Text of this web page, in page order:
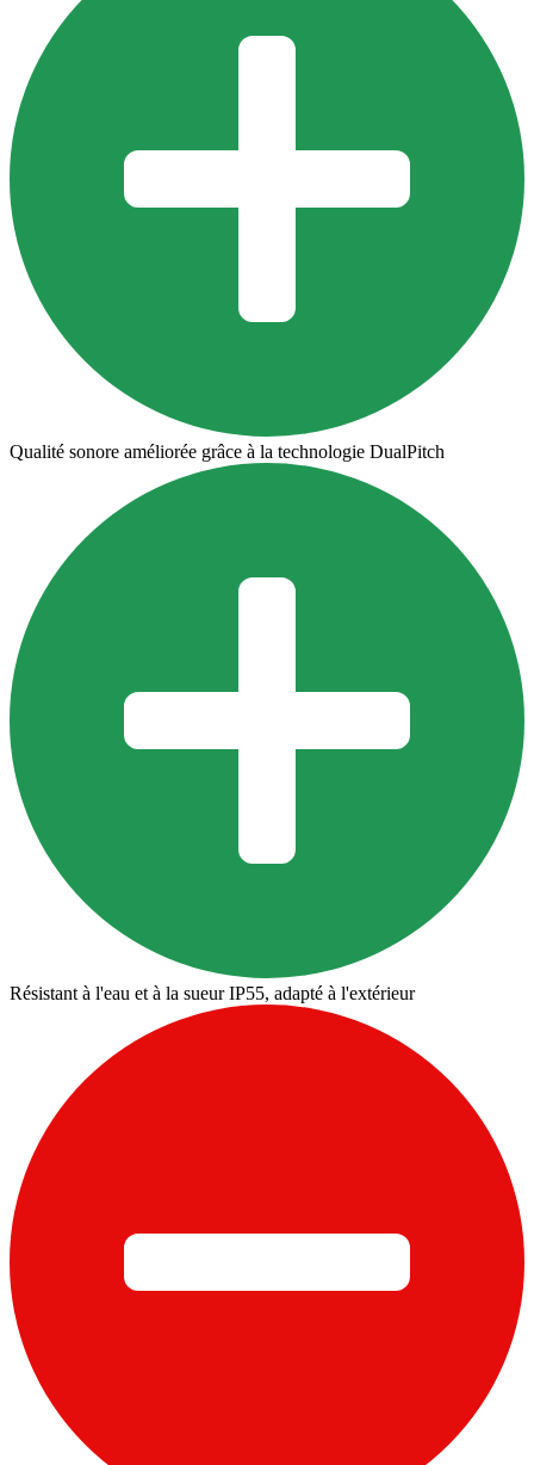
Qualité sonore améliorée grâce à la technologie DualPitch
Résistant à l'eau et à la sueur IP55, adapté à l'extérieur